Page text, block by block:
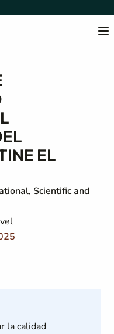
EL
Scientific and
la calidad